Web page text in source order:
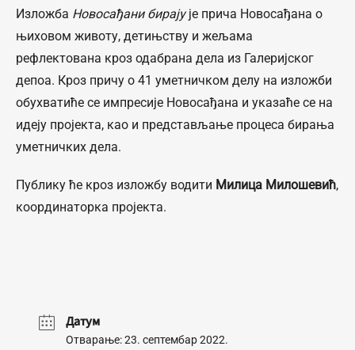
Изложба Новосађани бирајује прича Новосађана о
њиховом животу, детињству и жељама
рефлектована кроз одабрана дела из Галеријског
депоа. Кроз причу о 41 уметничком делу на изложби
обухватиће се импресије Новосађана и указаће се на
идеју пројекта, као и представљање процеса бирања
уметничких дела.
Публику ће кроз изложбу водити Милица Милошевић,
координаторка пројекта.
Датум
Отварање: 23. септембар 2022.